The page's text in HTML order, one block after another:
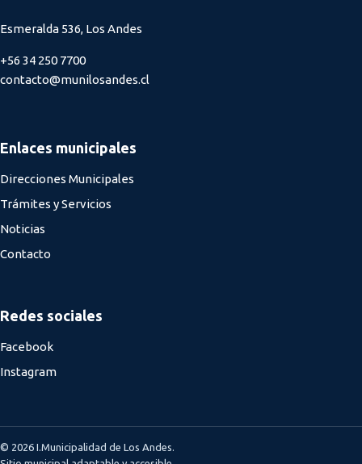
Esmeralda 536, Los Andes
+56 34 250 7700
contacto@munilosandes.cl
Enlaces municipales
Direcciones Municipales
Trámites y Servicios
Noticias
Contacto
Redes sociales
Facebook
Instagram
© 2026 I.Municipalidad de Los Andes.